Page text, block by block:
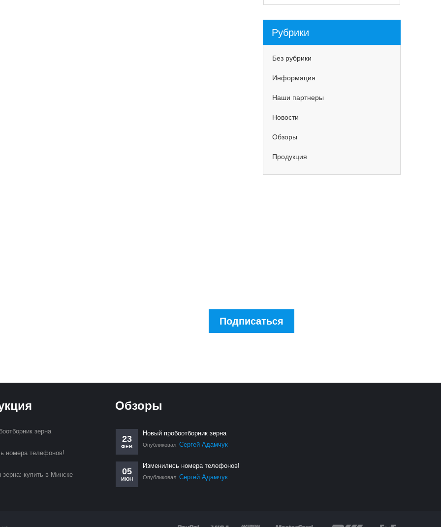
Рубрики
Без рубрики
Информация
Наши партнеры
Новости
Обзоры
Продукция
Подписаться
зерна
номера телефонов!
зерна: купить в Минске
Обзоры
23
ФЕВ
Новый пробоотборник зерна
Опубликовал: Сергей Адамчук
05
ИЮН
Изменились номера телефонов!
Опубликовал: Сергей Адамчук